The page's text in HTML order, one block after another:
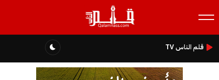
قلم الناس TV